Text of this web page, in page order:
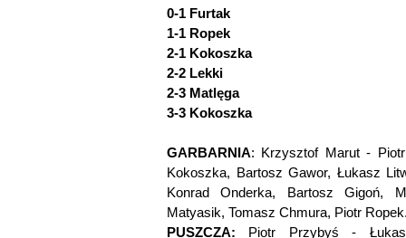
0-1 Furtak
1-1 Ropek
2-1 Kokoszka
2-2 Lekki
2-3 Matlęga
3-3 Kokoszka
GARBARNIA: Krzysztof Marut -
Kokoszka, Bartosz Gawor, Łukasz
Konrad Onderka, Bartosz Gigoń,
Matyasik, Tomasz Chmura, Piotr
PUSZCZA: Piotr Przybyś -